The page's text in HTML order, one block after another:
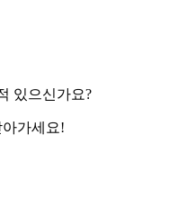
있으신가요?
아가세요!